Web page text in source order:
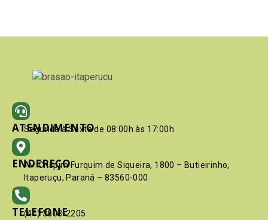
ATENDIMENTO
Segunda à Sexta de 08:00h às 17:00h
ENDEREÇO
Av. Crispim Furquim de Siqueira, 1800 – Butieirinho,
Itaperuçu, Paraná – 83560-000
TELEFONE
(41) 3603-2205